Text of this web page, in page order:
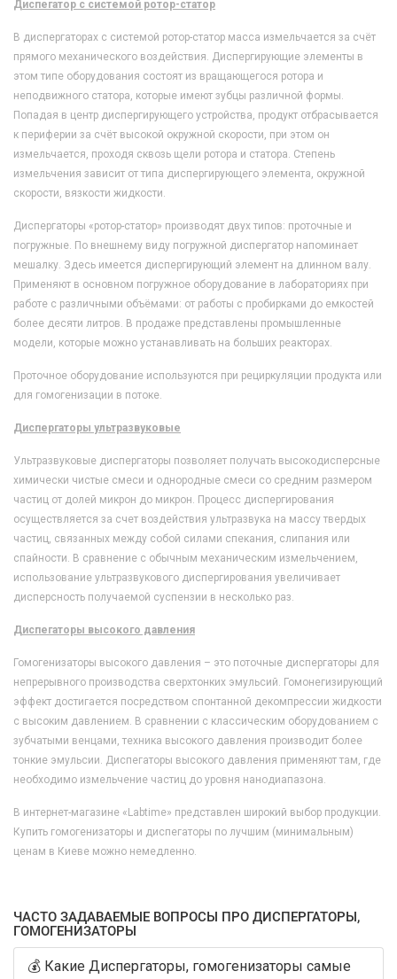
Диспегатор с системой ротор-статор
В диспергаторах с системой ротор-статор масса измельчается за счёт
прямого механического воздействия. Диспергирующие элементы в
этом типе оборудования состоят из вращающегося ротора и
неподвижного статора, которые имеют зубцы различной формы.
Попадая в центр диспергирующего устройства, продукт отбрасывается
к периферии за счёт высокой окружной скорости, при этом он
измельчается, проходя сквозь щели ротора и статора. Степень
измельчения зависит от типа диспергирующего элемента, окружной
скорости, вязкости жидкости.
Диспергаторы «ротор-статор» производят двух типов: проточные и
погружные. По внешнему виду погружной диспергатор напоминает
мешалку. Здесь имеется диспергирующий элемент на длинном валу.
Применяют в основном погружное оборудование в лабораториях при
работе с различными объёмами: от работы с пробирками до емкостей
более десяти литров. В продаже представлены промышленные
модели, которые можно устанавливать на больших реакторах.
Проточное оборудование используются при рециркуляции продукта или
для гомогенизации в потоке.
Диспергаторы ультразвуковые
Ультразвуковые диспергаторы позволяет получать высокодисперсные
химически чистые смеси и однородные смеси со средним размером
частиц от долей микрон до микрон. Процесс диспергирования
осуществляется за счет воздействия ультразвука на массу твердых
частиц, связанных между собой силами спекания, слипания или
спайности. В сравнение с обычным механическим измельчением,
использование ультразвукового диспергирования увеличивает
дисперсность получаемой суспензии в несколько раз.
Диспегаторы высокого давления
Гомогенизаторы высокого давления – это поточные диспергаторы для
непрерывного производства сверхтонких эмульсий. Гомонегизирующий
эффект достигается посредством спонтанной декомпрессии жидкости
с высоким давлением. В сравнении с классическим оборудованием с
зубчатыми венцами, техника высокого давления производит более
тонкие эмульсии. Диспегаторы высокого давления применяют там, где
необходимо измельчение частиц до уровня нанодиапазона.
В интернет-магазине «Labtime» представлен широкий выбор продукции.
Купить гомогенизаторы и диспегаторы по лучшим (минимальным)
ценам в Киеве можно немедленно.
ЧАСТО ЗАДАВАЕМЫЕ ВОПРОСЫ ПРО ДИСПЕРГАТОРЫ,
ГОМОГЕНИЗАТОРЫ
💰 Какие Диспергаторы, гомогенизаторы самые